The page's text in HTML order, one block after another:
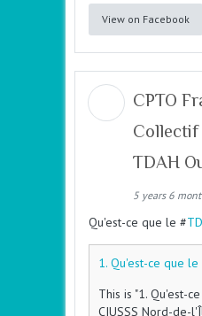
View on Facebook
CPTO
Collectif
TDAH
5 years 6
Qu'est-ce que le #
1. Qu'est-ce que le
This is "1. Qu'est-
CIUSSS Nord-de-